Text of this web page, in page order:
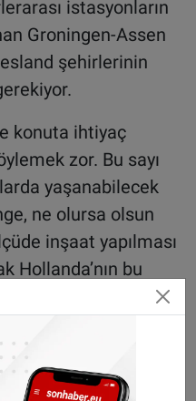
istasyonların
Groningen-Assen
şehirlerinin
konuta ihtiyaç
zor. Bu sayı
yaşanabilecek
ne olursa olsun
inşaat yapılması
Hollanda’nın bu
önlemek için de